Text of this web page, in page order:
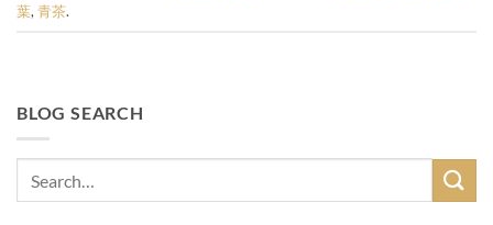
葉, 青茶.
BLOG SEARCH